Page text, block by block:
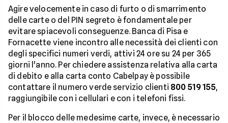
Agire velocemente in caso di furto o di smarrimento
delle carte o del PIN segreto è fondamentale per
evitare spiacevoli conseguenze. Banca di Pisa e
Fornacette viene incontro alle necessità dei clienti con
degli specifici numeri verdi, attivi 24 ore su 24 per 365
giorni l'anno. Per chiedere assistenza relativa alla carta
di debito e alla carta conto Cabelpay è possibile
contattare il numero verde servizio clienti 800 519 155,
raggiungibile con i cellulari e con i telefoni fissi.
Per il blocco delle medesime carte, invece, è necessario